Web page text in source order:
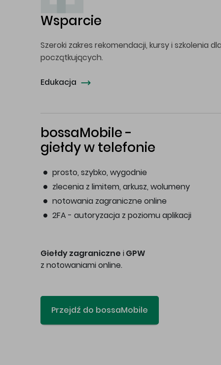
Wsparcie
Szeroki zakres rekomendacji, kursy i szkolenia
początkujących.
Edukacja
bossaMobile -
giełdy w telefonie
prosto, szybko, wygodnie
zlecenia z limitem, arkusz, wolumeny
notowania zagraniczne online
2FA - autoryzacja z poziomu aplikacji
Giełdy zagraniczne i GPW
z notowaniami online.
Przejdź do bossaMobile